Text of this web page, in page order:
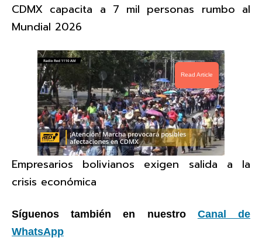
CDMX capacita a 7 mil personas rumbo al
Mundial 2026
Read Article
Empresarios bolivianos exigen salida a la
crisis económica
Síguenos también en nuestro Canal de
WhatsApp